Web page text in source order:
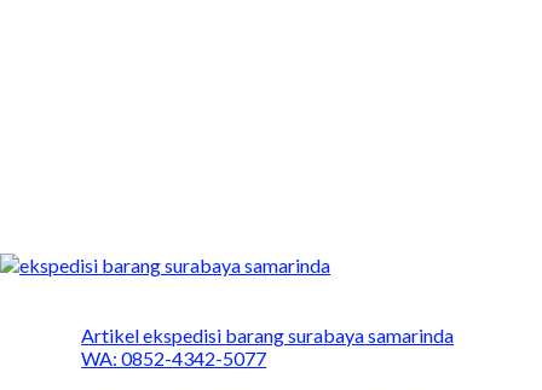
Artikel ekspedisi barang surabaya samarinda
WA: 0852-4342-5077